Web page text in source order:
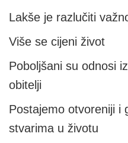
Lakše je razlučiti
Više se cijeni život
Poboljšani su odnosi
obitelji
Postajemo otvoreniji i
stvarima u životu